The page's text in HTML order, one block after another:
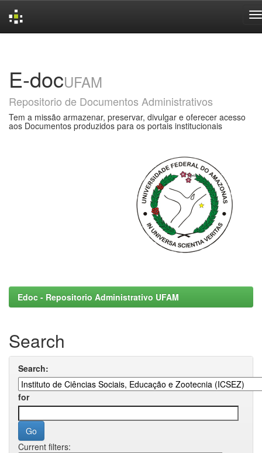
E-docUFAM
Repositorio de Documentos Administrativos
Tem a missão armazenar, preservar, divulgar e oferecer acesso
aos Documentos produzidos para os portais institucionais
Edoc - Repositorio Administrativo UFAM
Search
Search:
for
Current filters: